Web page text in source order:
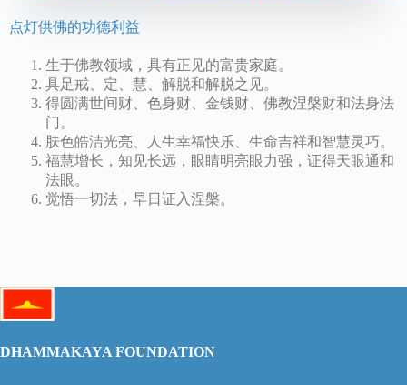
点灯供佛的功德利益
生于佛教领域，具有正见的富贵家庭。
具足戒、定、慧、解脱和解脱之见。
得圆满世间财、色身财、金钱财、佛教涅槃财和法身法
门。
肤色皓洁光亮、人生幸福快乐、生命吉祥和智慧灵巧。
福慧增长，知见长远，眼睛明亮眼力强，证得天眼通和
法眼。
觉悟一切法，早日证入涅槃。
DHAMMAKAYA FOUNDATION